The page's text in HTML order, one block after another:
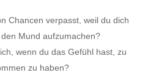
Chancen verpasst, weil du dich
Mund aufzumachen?
wenn du das Gefühl hast, zu
zu haben?